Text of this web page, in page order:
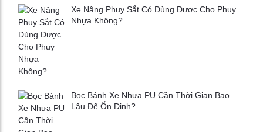
Xe Nâng Phuy Sắt Có Dùng Được Cho Phuy
Nhựa Không?
Bọc Bánh Xe Nhựa PU Cần Thời Gian Bao
Lâu Để Ổn Định?